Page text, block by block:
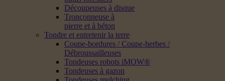
Découpeuses à disque
Tronçonneuse à
pierre et à béton
Tondre et entretenir la terre
Coupe-bordures / Coupe-herbes /
Débroussailleuses
Tondeuses robots iMOW®
Tondeuses à gazon